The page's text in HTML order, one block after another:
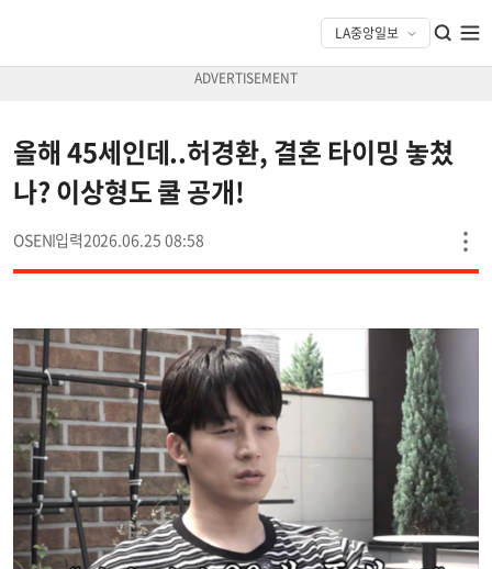
올해 45세인데..허경환, 결혼 타이밍 놓쳤
나? 이상형도 쿨 공개!
OSEN 2026.06.25 08:58